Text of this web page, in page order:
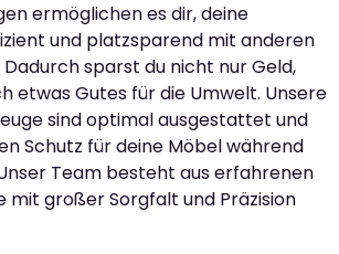
ermöglichen es dir, deine
und platzsparend mit anderen
Dadurch sparst du nicht nur Geld,
etwas Gutes für die Umwelt. Unsere
sind optimal ausgestattet und
Schutz für deine Möbel während
Team besteht aus erfahrenen
mit großer Sorgfalt und Präzision